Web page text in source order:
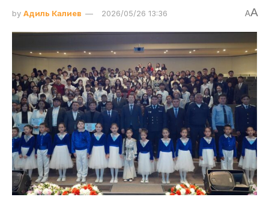
by Адиль Калиев 2026/05/26 13:36 AA